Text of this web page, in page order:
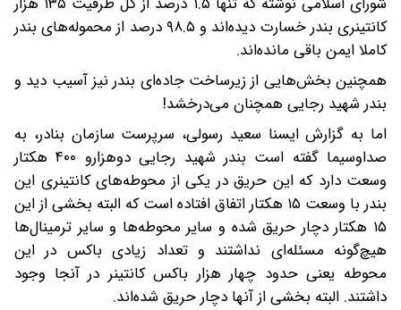
کانتینری بندر خسارت دیده‌اند و ۹۸.۵ درصد از محموله‌های بندر
کاملا ایمن باقی مانده‌اند.
همچنین بخش‌هایی از زیرساخت جاده‌ای بندر نیز آسیب دید و
بندر شهید رجایی همچنان می‌درخشد!
اما به گزارش ایسنا سعید رسولی، سرپرست سازمان بنادر، به
صدا‌وسیما گفته است بندر شهید رجایی دوهزار‌‌و ۴۰۰ هکتار
وسعت دارد که این حریق در یکی از محوطه‌های کانتینری این
بندر با وسعت ۱۵ هکتار اتفاق افتاده است که البته بخشی از این
۱۵ هکتار دچار حریق شده‌ و سایر محوطه‌ها و سایر ترمینال‌ها
هیچ‌گونه مسئله‌ای نداشتند و تعداد زیادی باکس در این
محوطه یعنی حدود چهار هزار باکس کانتینر در آنجا وجود
داشتند. البته بخشی از آنها دچار حریق شده‌اند.